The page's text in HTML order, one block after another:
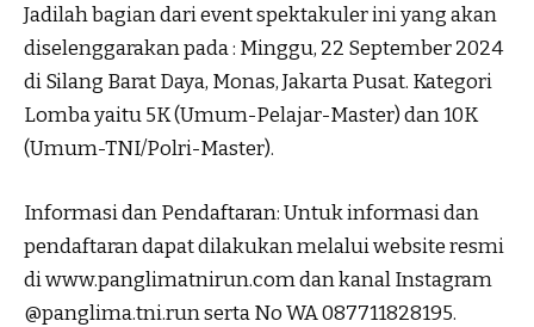
Jadilah bagian dari event spektakuler ini yang akan
diselenggarakan pada : Minggu, 22 September 2024
di Silang Barat Daya, Monas, Jakarta Pusat. Kategori
Lomba yaitu 5K (Umum-Pelajar-Master) dan 10K
(Umum-TNI/Polri-Master).
Informasi dan Pendaftaran: Untuk informasi dan
pendaftaran dapat dilakukan melalui website resmi
di www.panglimatnirun.com dan kanal Instagram
@panglima.tni.run serta No WA 087711828195.